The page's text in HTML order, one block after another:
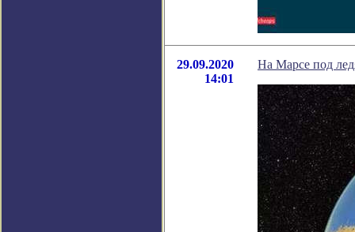
29.09.2020
14:01
На Марсе под